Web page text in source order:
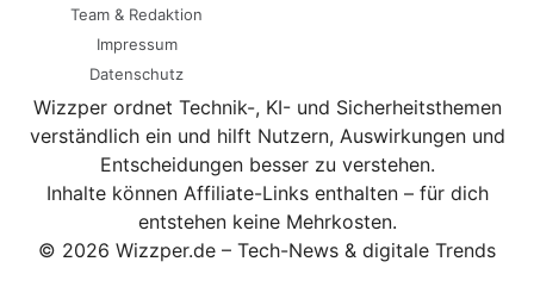
Team & Redaktion
Impressum
Datenschutz
Wizzper ordnet Technik-, KI- und Sicherheitsthemen
verständlich ein und hilft Nutzern, Auswirkungen und
Entscheidungen besser zu verstehen.
Inhalte können Affiliate-Links enthalten – für dich
entstehen keine Mehrkosten.
© 2026 Wizzper.de – Tech-News & digitale Trends